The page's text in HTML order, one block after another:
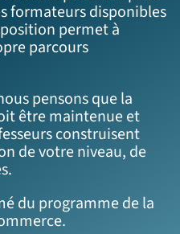
formateurs disponibles
permet à
parcours
pensons que la
être maintenue et
construisent
de votre niveau, de
du programme de la